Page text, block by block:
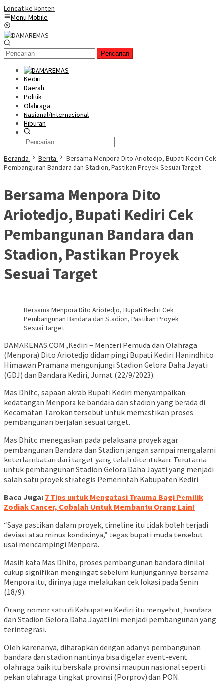
Loncat ke konten
Menu Mobile
Pencarian
Kediri
Daerah
Politik
Olahraga
Nasional/Internasional
Hiburan
Beranda Berita
Bersama Menpora Dito Ariotedjo, Bupati Kediri Cek
Pembangunan Bandara dan Stadion, Pastikan Proyek Sesuai Target
Bersama Menpora Dito
Ariotedjo, Bupati Kediri Cek
Pembangunan Bandara dan
Stadion, Pastikan Proyek
Sesuai Target
Bersama Menpora Dito Ariotedjo, Bupati Kediri Cek
Pembangunan Bandara dan Stadion, Pastikan Proyek
Sesuai Target
DAMAREMAS.COM ,Kediri – Menteri Pemuda dan Olahraga
(Menpora) Dito Ariotedjo didampingi Bupati Kediri Hanindhito
Himawan Pramana mengunjungi Stadion Gelora Daha Jayati
(GDJ) dan Bandara Kediri, Jumat (22/9/2023).
Mas Dhito, sapaan akrab Bupati Kediri menyampaikan
kedatangan Menpora ke bandara dan stadion yang berada di
Kecamatan Tarokan tersebut untuk memastikan proses
pembangunan berjalan sesuai target.
Mas Dhito menegaskan pada pelaksana proyek agar
pembangunan Bandara dan Stadion jangan sampai mengalami
keterlambatan dari target yang telah ditentukan. Terutama
untuk pembangunan Stadion Gelora Daha Jayati yang menjadi
salah satu proyek strategis Pemerintah Kabupaten Kediri.
Baca Juga: 7 Tips untuk Mengatasi Trauma Bagi Pemilik
Zodiak Cancer, Cobalah Untuk Membantu Orang Lain!
“Saya pastikan dalam proyek, timeline itu tidak boleh terjadi
deviasi atau minus kondisinya,” tegas bupati muda tersebut
usai mendampingi Menpora.
Masih kata Mas Dhito, proses pembangunan bandara dinilai
cukup signifikan mengingat sebelum kunjungannya bersama
Menpora itu, dirinya juga melakukan cek lokasi pada Senin
(18/9).
Orang nomor satu di Kabupaten Kediri itu menyebut, bandara
dan Stadion Gelora Daha Jayati ini menjadi pembangunan yang
terintegrasi.
Oleh karenanya, diharapkan dengan adanya pembangunan
bandara dan stadion nantinya bisa digelar event-event
olahraga baik itu berskala provinsi maupun nasional seperti
pekan olahraga tingkat provinsi (Porprov) dan PON.